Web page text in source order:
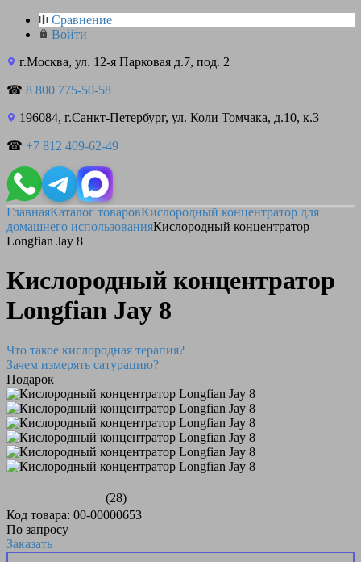
Сравнение
Войти
г.Москва, ул. 12-я Парковая д.7, под. 2
☎ 8 800 775-50-58
196084, г.Санкт-Петербург, ул. Коли Томчака, д.10, к.3
☎ +7 812 409-62-49
ГлавнаяКаталог товаровКислородный концентратор для
домашнего использованияКислородный концентратор
Longfian Jay 8
Кислородный концентратор
Longfian Jay 8
Что такое кислородная терапия?
Зачем измерять сатурацию?
Подарок
(28)
Код товара: 00-00000653
По запросу
Заказать